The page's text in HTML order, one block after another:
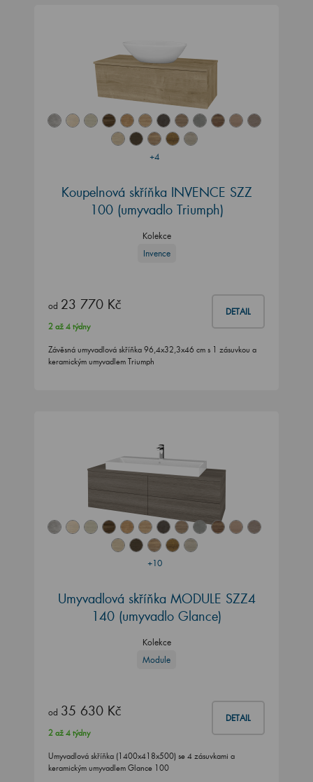
+4
Koupelnová skříňka INVENCE SZZ
100 (umyvadlo Triumph)
Kolekce
Invence
od 23 770 Kč DETAIL
2 až 4 týdny
Závěsná umyvadlová skříňka 96,4x32,3x46 cm s 1 zásuvkou a
keramickým umyvadlem Triumph
+10
Umyvadlová skříňka MODULE SZZ4
140 (umyvadlo Glance)
Kolekce
Module
od 35 630 Kč DETAIL
2 až 4 týdny
Umyvadlová skříňka (1400x418x500) se 4 zásuvkami a
keramickým umyvadlem Glance 100